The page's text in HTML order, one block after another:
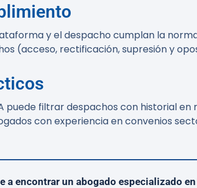
y el despacho cumplan la
(acceso, rectificación, supresión y
puede filtrar despachos con historial
con experiencia en convenios
a encontrar un abogado especializado